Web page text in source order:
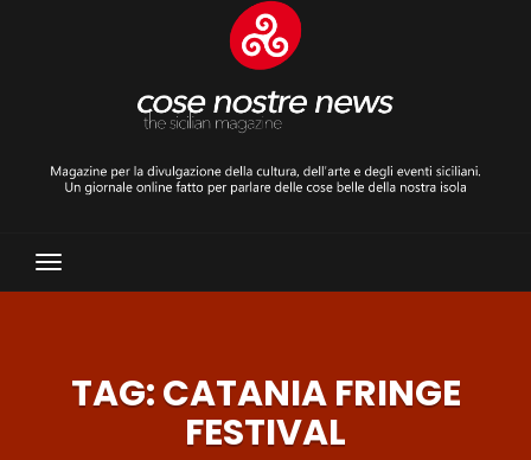
Toggle
Navigation
TAG: CATANIA FRINGE
FESTIVAL